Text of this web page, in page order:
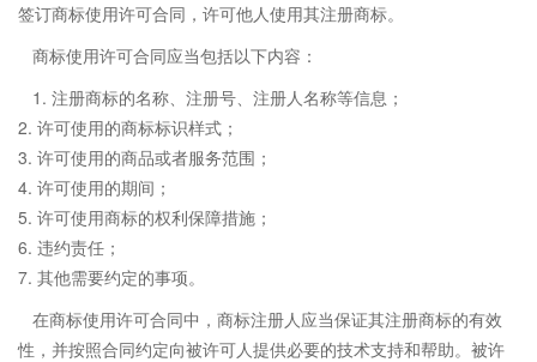
签订商标使用许可合同，许可他人使用其注册商标。
商标使用许可合同应当包括以下内容：
1. 注册商标的名称、注册号、注册人名称等信息；
2. 许可使用的商标标识样式；
3. 许可使用的商品或者服务范围；
4. 许可使用的期间；
5. 许可使用商标的权利保障措施；
6. 违约责任；
7. 其他需要约定的事项。
在商标使用许可合同中，商标注册人应当保证其注册商标的有效
性，并按照合同约定向被许可人提供必要的技术支持和帮助。被许